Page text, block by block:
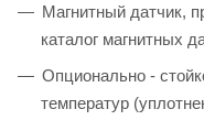
Магнитный датчик,
каталог магнитных
Опционально -
температур